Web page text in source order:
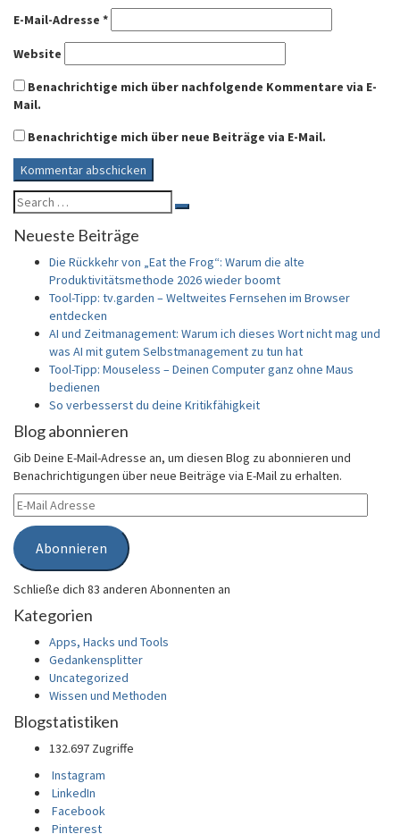
E-Mail-Adresse *
Website
Benachrichtige mich über nachfolgende Kommentare via E-
Mail.
Benachrichtige mich über neue Beiträge via E-Mail.
Search
for:
Search
Neueste Beiträge
Die Rückkehr von „Eat the Frog“: Warum die alte
Produktivitätsmethode 2026 wieder boomt
Tool-Tipp: tv.garden – Weltweites Fernsehen im Browser
entdecken
AI und Zeitmanagement: Warum ich dieses Wort nicht mag und
was AI mit gutem Selbstmanagement zu tun hat
Tool-Tipp: Mouseless – Deinen Computer ganz ohne Maus
bedienen
So verbesserst du deine Kritikfähigkeit
Blog abonnieren
Gib Deine E-Mail-Adresse an, um diesen Blog zu abonnieren und
Benachrichtigungen über neue Beiträge via E-Mail zu erhalten.
E-
Mail
Adresse
Abonnieren
Schließe dich 83 anderen Abonnenten an
Kategorien
Apps, Hacks und Tools
Gedankensplitter
Uncategorized
Wissen und Methoden
Blogstatistiken
132.697 Zugriffe
Instagram
LinkedIn
Facebook
Pinterest